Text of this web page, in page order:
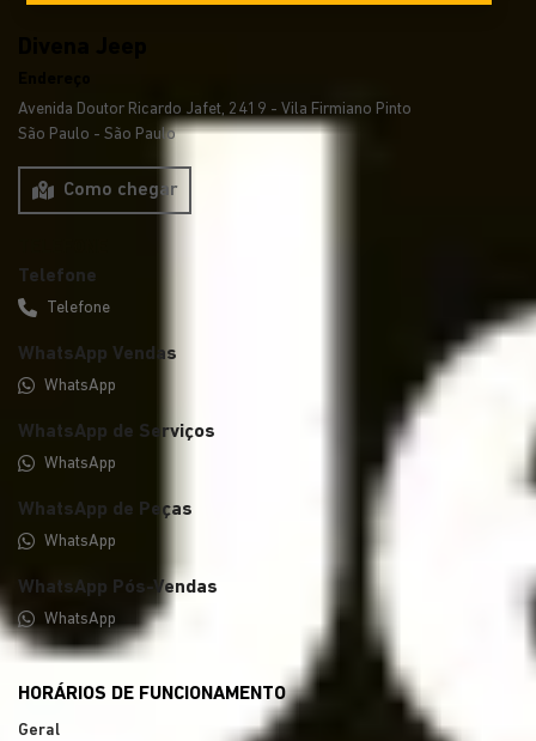
Avenida Doutor Ricardo Jafet, 2419 - Vila Firmiano Pinto
São Paulo - São Paulo
Como chegar
Telefone
Telefone
WhatsApp Vendas
WhatsApp
WhatsApp de Serviços
WhatsApp
WhatsApp de Peças
WhatsApp
WhatsApp Pós-Vendas
WhatsApp
HORÁRIOS DE FUNCIONAMENTO
Geral